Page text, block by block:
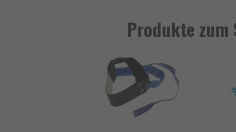
Produkte